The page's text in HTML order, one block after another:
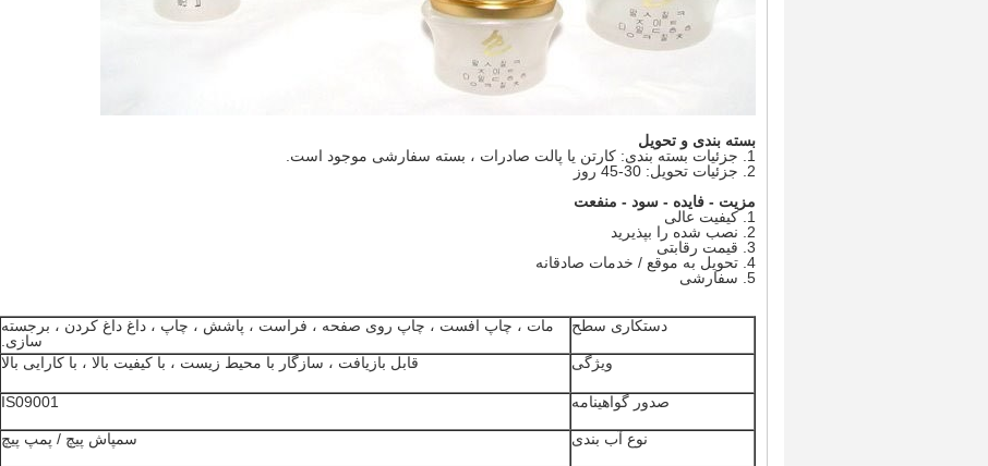
بسته بندی و تحویل
1. جزئیات بسته بندی: کارتن یا پالت صادرات ، بسته سفارشی موجود است.
2. جزئیات تحویل: 30-45 روز
مزیت - فایده - سود - منفعت
1. کیفیت عالی
2. نصب شده را بپذیرید
3. قیمت رقابتی
4. تحویل به موقع / خدمات صادقانه
5. سفارشی
دستکاری سطح
مات ، چاپ افست ، چاپ روی صفحه ، فراست ، پاشش ، چاپ ، داغ داغ کردن ، برجسته
سازی.
ویژگی
قابل بازیافت ، سازگار با محیط زیست ، با کیفیت بالا ، با کارایی بالا
صدور گواهینامه IS09001
نوع آب بندی سمپاش پیچ / پمپ پیچ